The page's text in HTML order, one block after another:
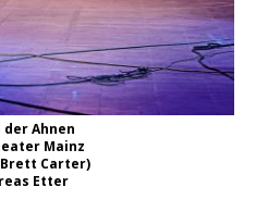
der Ahnen
Mainz
Carter)
Etter